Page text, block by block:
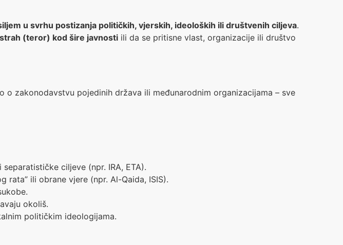
u svrhu postizanja političkih, vjerskih, ideoloških ili društvenih ciljeva.
(teror) kod šire javnosti ili da se pritisne vlast, organizacije ili društvo
zakonodavstvu pojedinih država ili međunarodnim organizacijama – sve
ciljeve (npr. IRA, ETA).
rata” ili obrane vjere (npr. Al-Qaida, ISIS).
okoliš.
političkim ideologijama.